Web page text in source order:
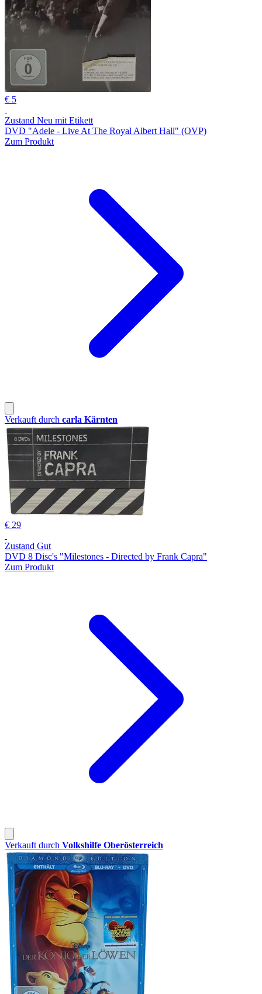
€ 5
Zustand Neu mit Etikett
DVD "Adele - Live At The Royal Albert Hall" (OVP)
Zum Produkt
Verkauft durch carla Kärnten
€ 29
Zustand Gut
DVD 8 Disc's "Milestones - Directed by Frank Capra"
Zum Produkt
Verkauft durch Volkshilfe Oberösterreich